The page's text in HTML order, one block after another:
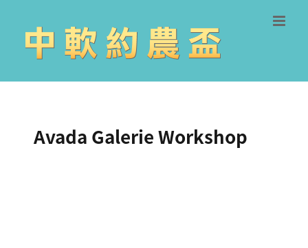
content
Avada Galerie Workshop